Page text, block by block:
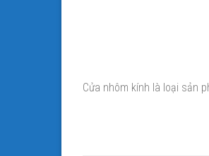
Cửa nhôm kính là loại sản